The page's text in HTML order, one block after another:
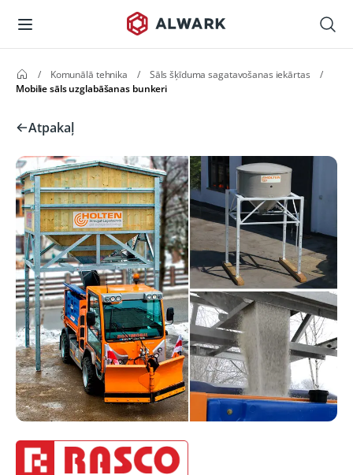
/ Komunālā tehnika / Sāls šķīduma sagatavošanas iekārtas
/
Mobilie sāls uzglabāšanas bunkeri
Atpakaļ